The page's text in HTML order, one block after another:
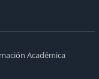
Académica